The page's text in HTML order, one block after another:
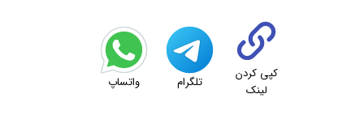
کپی کردن
لینک
تلگرام واتساپ